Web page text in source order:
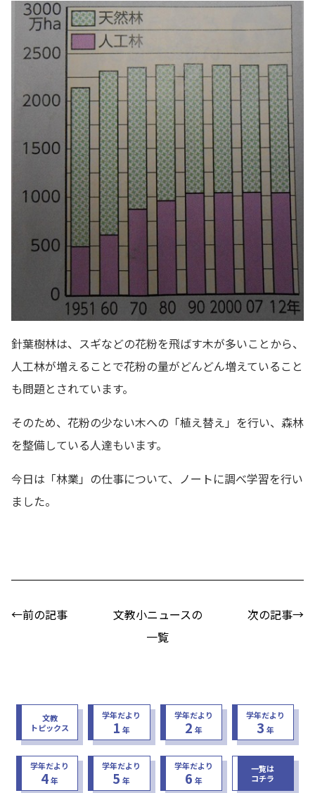
針葉樹林は、スギなどの花粉を飛ばす木が多いことから、
人工林が増えることで花粉の量がどんどん増えていること
も問題とされています。
そのため、花粉の少ない木への「植え替え」を行い、森林
を整備している人達もいます。
今日は「林業」の仕事について、ノートに調べ学習を行い
ました。
←前の記事
文教小ニュースの
一覧
次の記事→
文教
トピックス
学年だより
1 年
学年だより
2 年
学年だより
3 年
学年だより
4年
学年だより
5 年
学年だより
6 年
一覧は
コチラ